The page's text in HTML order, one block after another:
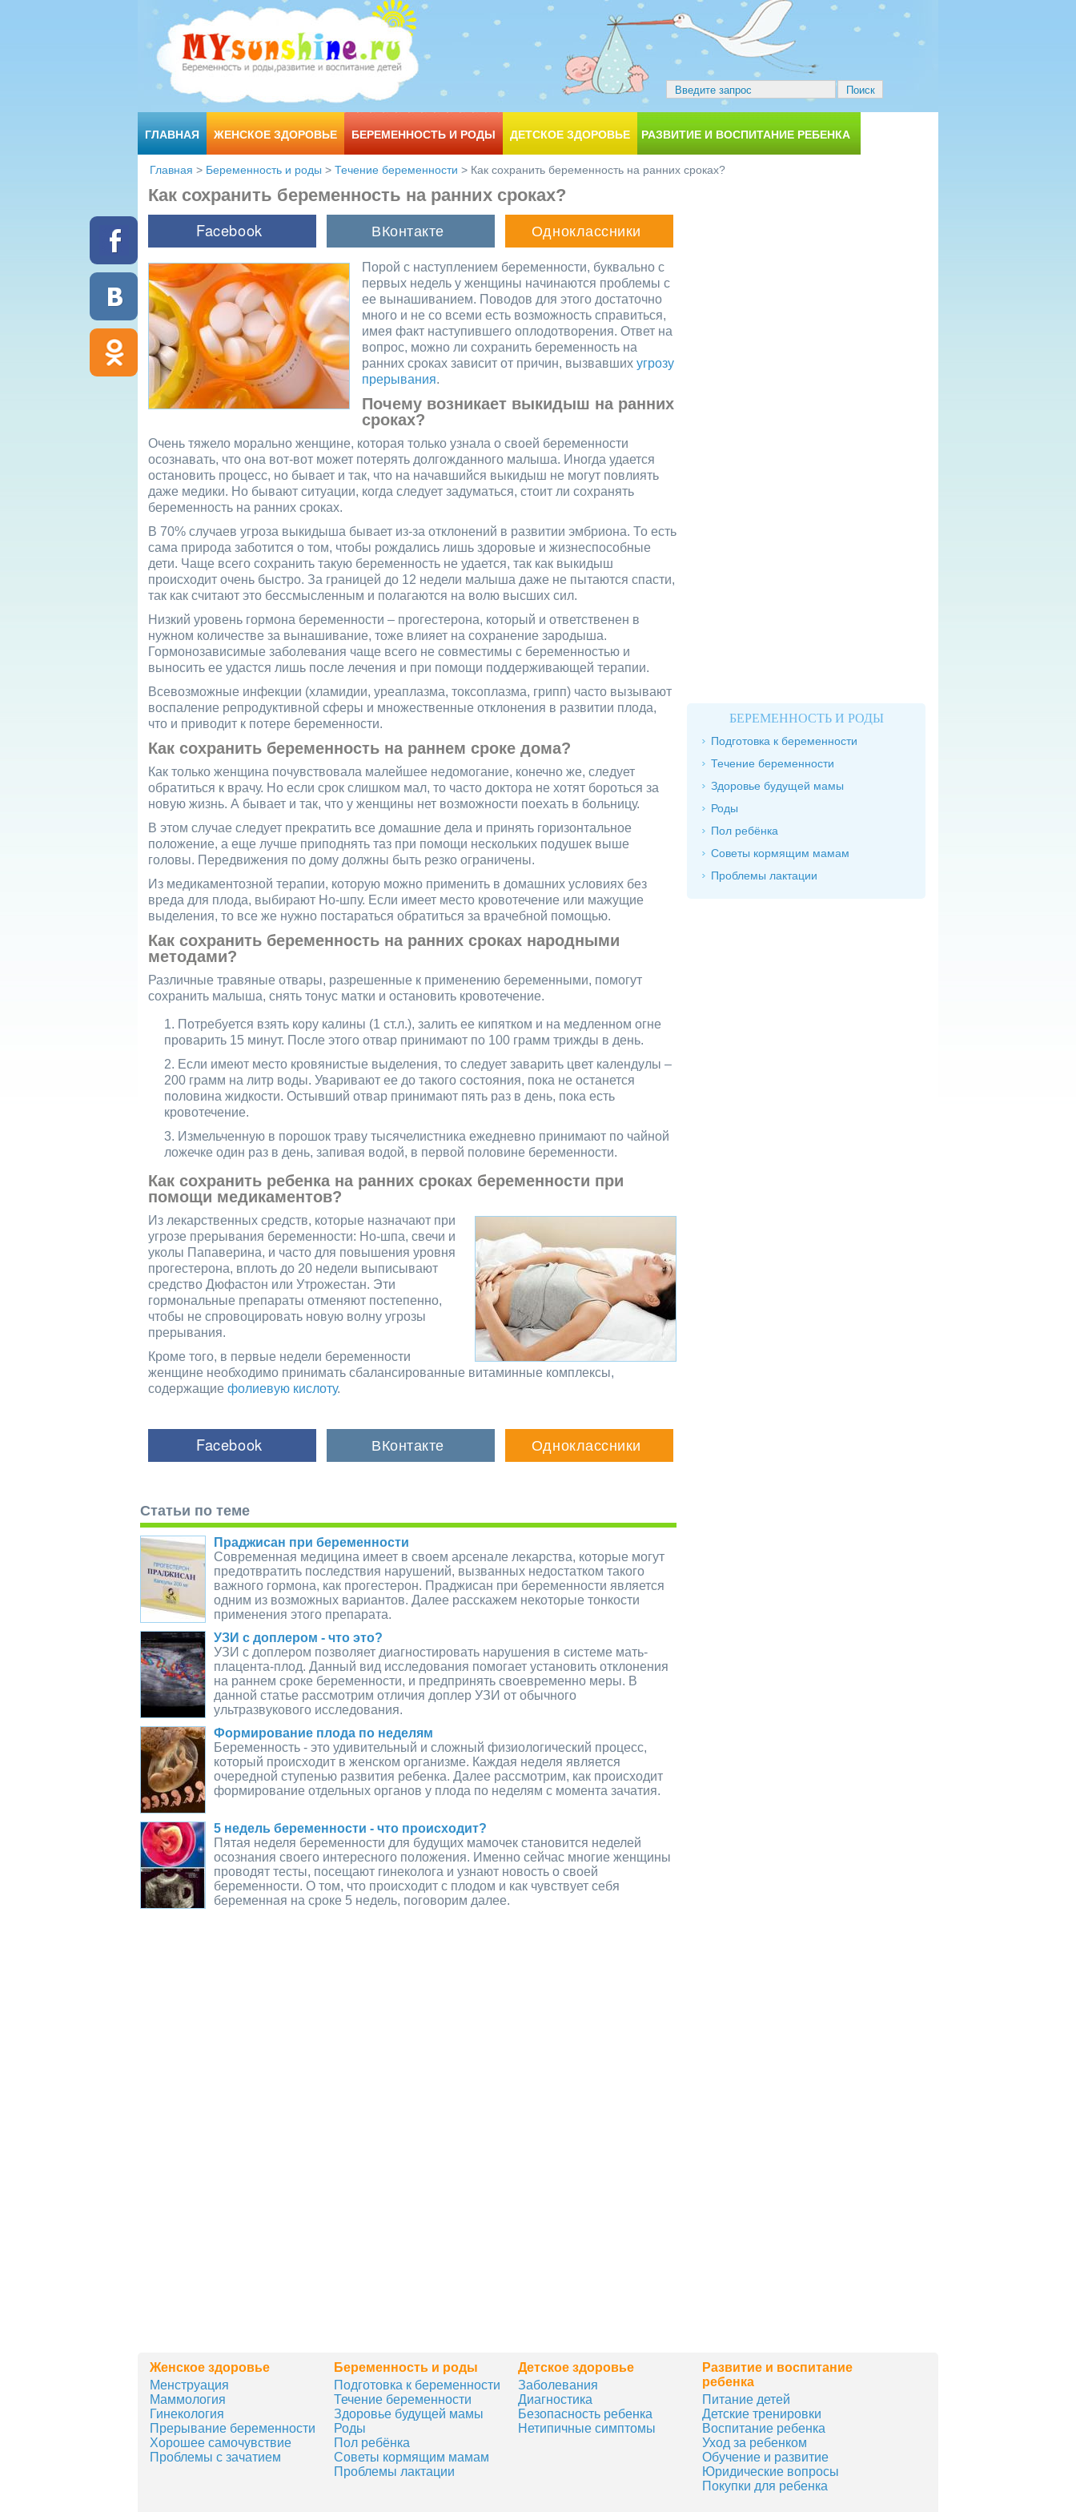
ГЛАВНАЯ ЖЕНСКОЕ ЗДОРОВЬЕ БЕРЕМЕННОСТЬ И РОДЫ ДЕТСКОЕ ЗДОРОВЬЕ РАЗВИТИЕ И ВОСПИТАНИЕ РЕБЕНКА
Главная > Беременность и роды > Течение беременности > Как сохранить беременность на ранних сроках?
Как сохранить беременность на ранних сроках?
Порой с наступлением беременности, буквально с
первых недель у женщины начинаются проблемы с
ее вынашиванием. Поводов для этого достаточно
много и не со всеми есть возможность справиться,
имея факт наступившего оплодотворения. Ответ на
вопрос, можно ли сохранить беременность на
ранних сроках зависит от причин, вызвавших угрозу
прерывания.
Почему возникает выкидыш на ранних
сроках?
Очень тяжело морально женщине, которая только узнала о своей беременности
осознавать, что она вот-вот может потерять долгожданного малыша. Иногда удается
остановить процесс, но бывает и так, что на начавшийся выкидыш не могут повлиять
даже медики. Но бывают ситуации, когда следует задуматься, стоит ли сохранять
беременность на ранних сроках.
В 70% случаев угроза выкидыша бывает из-за отклонений в развитии эмбриона. То есть
сама природа заботится о том, чтобы рождались лишь здоровые и жизнеспособные
дети. Чаще всего сохранить такую беременность не удается, так как выкидыш
происходит очень быстро. За границей до 12 недели малыша даже не пытаются спасти,
так как считают это бессмысленным и полагаются на волю высших сил.
Низкий уровень гормона беременности – прогестерона, который и ответственен в
нужном количестве за вынашивание, тоже влияет на сохранение зародыша.
Гормонозависимые заболевания чаще всего не совместимы с беременностью и
выносить ее удастся лишь после лечения и при помощи поддерживающей терапии.
Всевозможные инфекции (хламидии, уреаплазма, токсоплазма, грипп) часто вызывают
воспаление репродуктивной сферы и множественные отклонения в развитии плода,
что и приводит к потере беременности.
Как сохранить беременность на раннем сроке дома?
Как только женщина почувствовала малейшее недомогание, конечно же, следует
обратиться к врачу. Но если срок слишком мал, то часто доктора не хотят бороться за
новую жизнь. А бывает и так, что у женщины нет возможности поехать в больницу.
В этом случае следует прекратить все домашние дела и принять горизонтальное
положение, а еще лучше приподнять таз при помощи нескольких подушек выше
головы. Передвижения по дому должны быть резко ограничены.
Из медикаментозной терапии, которую можно применить в домашних условиях без
вреда для плода, выбирают Но-шпу. Если имеет место кровотечение или мажущие
выделения, то все же нужно постараться обратиться за врачебной помощью.
Как сохранить беременность на ранних сроках народными
методами?
Различные травяные отвары, разрешенные к применению беременными, помогут
сохранить малыша, снять тонус матки и остановить кровотечение.
Потребуется взять кору калины (1 ст.л.), залить ее кипятком и на медленном огне
проварить 15 минут. После этого отвар принимают по 100 грамм трижды в день.
Если имеют место кровянистые выделения, то следует заварить цвет календулы –
200 грамм на литр воды. Уваривают ее до такого состояния, пока не останется
половина жидкости. Остывший отвар принимают пять раз в день, пока есть
кровотечение.
Измельченную в порошок траву тысячелистника ежедневно принимают по чайной
ложечке один раз в день, запивая водой, в первой половине беременности.
Как сохранить ребенка на ранних сроках беременности при
помощи медикаментов?
Из лекарственных средств, которые назначают при
угрозе прерывания беременности: Но-шпа, свечи и
уколы Папаверина, и часто для повышения уровня
прогестерона, вплоть до 20 недели выписывают
средство Дюфастон или Утрожестан. Эти
гормональные препараты отменяют постепенно,
чтобы не спровоцировать новую волну угрозы
прерывания.
Кроме того, в первые недели беременности
женщине необходимо принимать сбалансированные витаминные комплексы,
содержащие фолиевую кислоту.
Статьи по теме
Праджисан при беременности
Современная медицина имеет в своем арсенале лекарства, которые могут
предотвратить последствия нарушений, вызванных недостатком такого
важного гормона, как прогестерон. Праджисан при беременности является
одним из возможных вариантов. Далее расскажем некоторые тонкости
применения этого препарата.
УЗИ с доплером - что это?
УЗИ с доплером позволяет диагностировать нарушения в системе мать-
плацента-плод. Данный вид исследования помогает установить отклонения
на раннем сроке беременности, и предпринять своевременно меры. В
данной статье рассмотрим отличия доплер УЗИ от обычного
ультразвукового исследования.
Формирование плода по неделям
Беременность - это удивительный и сложный физиологический процесс,
который происходит в женском организме. Каждая неделя является
очередной ступенью развития ребенка. Далее рассмотрим, как происходит
формирование отдельных органов у плода по неделям с момента зачатия.
5 недель беременности - что происходит?
Пятая неделя беременности для будущих мамочек становится неделей
осознания своего интересного положения. Именно сейчас многие женщины
проводят тесты, посещают гинеколога и узнают новость о своей
беременности. О том, что происходит с плодом и как чувствует себя
беременная на сроке 5 недель, поговорим далее.
БЕРЕМЕННОСТЬ И РОДЫ
Подготовка к беременности
Течение беременности
Здоровье будущей мамы
Роды
Пол ребёнка
Советы кормящим мамам
Проблемы лактации
Женское здоровье
Менструация
Маммология
Гинекология
Прерывание беременности
Хорошее самочувствие
Проблемы с зачатием
Беременность и роды
Подготовка к беременности
Течение беременности
Здоровье будущей мамы
Роды
Пол ребёнка
Советы кормящим мамам
Проблемы лактации
Детское здоровье
Заболевания
Диагностика
Безопасность ребенка
Нетипичные симптомы
Развитие и воспитание
ребенка
Питание детей
Детские тренировки
Воспитание ребенка
Уход за ребенком
Обучение и развитие
Юридические вопросы
Покупки для ребенка